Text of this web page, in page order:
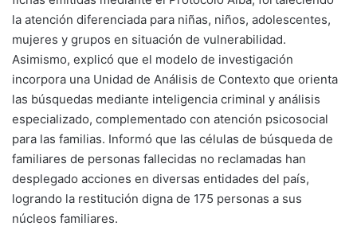
la atención diferenciada para niñas, niños, adolescentes,
mujeres y grupos en situación de vulnerabilidad.
Asimismo, explicó que el modelo de investigación
incorpora una Unidad de Análisis de Contexto que orienta
las búsquedas mediante inteligencia criminal y análisis
especializado, complementado con atención psicosocial
para las familias. Informó que las células de búsqueda de
familiares de personas fallecidas no reclamadas han
desplegado acciones en diversas entidades del país,
logrando la restitución digna de 175 personas a sus
núcleos familiares.